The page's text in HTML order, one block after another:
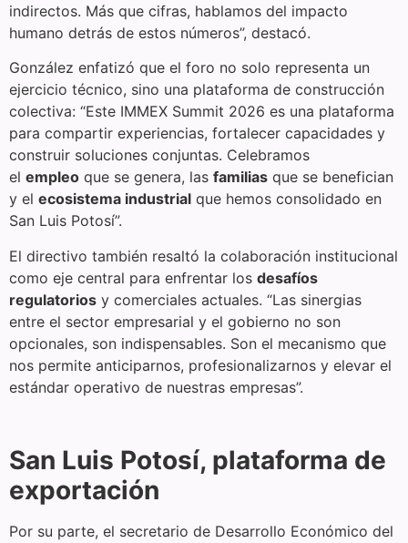
indirectos. Más que cifras, hablamos del impacto
humano detrás de estos números”, destacó.
González enfatizó que el foro no solo representa un
ejercicio técnico, sino una plataforma de construcción
colectiva: “Este IMMEX Summit 2026 es una plataforma
para compartir experiencias, fortalecer capacidades y
construir soluciones conjuntas. Celebramos
el empleo que se genera, las familias que se benefician
y el ecosistema industrial que hemos consolidado en
San Luis Potosí”.
El directivo también resaltó la colaboración institucional
como eje central para enfrentar los desafíos
regulatorios y comerciales actuales. “Las sinergias
entre el sector empresarial y el gobierno no son
opcionales, son indispensables. Son el mecanismo que
nos permite anticiparnos, profesionalizarnos y elevar el
estándar operativo de nuestras empresas”.
San Luis Potosí, plataforma de
exportación
Por su parte, el secretario de Desarrollo Económico del